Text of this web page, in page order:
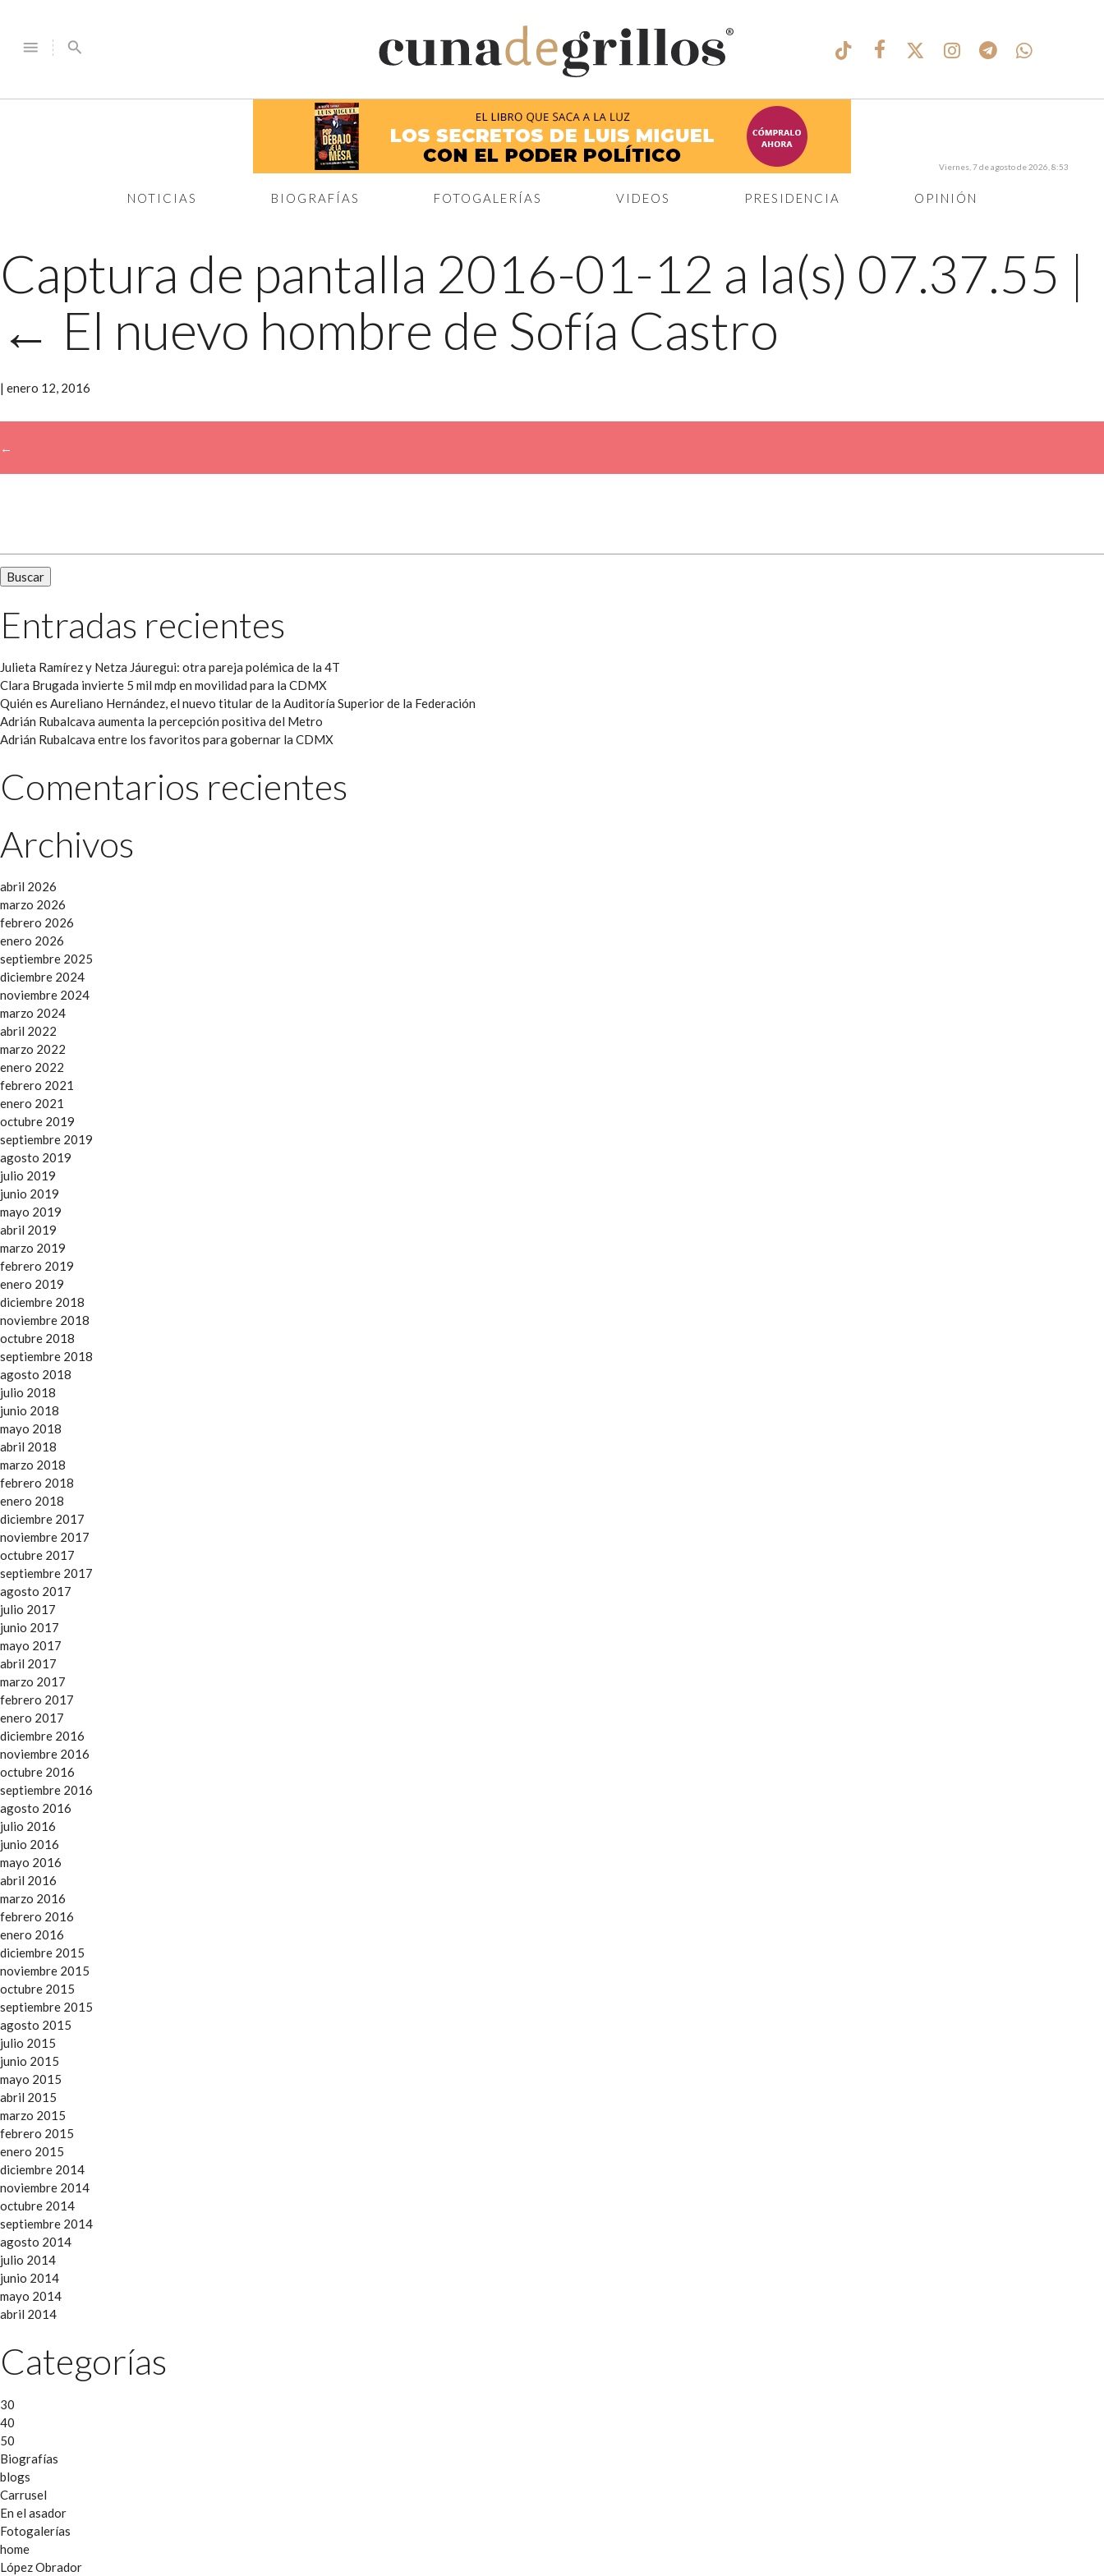
menu search
®
NOTICIAS BIOGRAFÍAS FOTOGALERÍAS VIDEOS PRESIDENCIA OPINIÓN
Viernes, 7 de agosto de 2026, 8:53
Captura de pantalla 2016-01-12 a la(s) 07.37.55 |
← El nuevo hombre de Sofía Castro
| enero 12, 2016
←
Entradas recientes
Julieta Ramírez y Netza Jáuregui: otra pareja polémica de la 4T
Clara Brugada invierte 5 mil mdp en movilidad para la CDMX
Quién es Aureliano Hernández, el nuevo titular de la Auditoría Superior de la Federación
Adrián Rubalcava aumenta la percepción positiva del Metro
Adrián Rubalcava entre los favoritos para gobernar la CDMX
Comentarios recientes
Archivos
abril 2026
marzo 2026
febrero 2026
enero 2026
septiembre 2025
diciembre 2024
noviembre 2024
marzo 2024
abril 2022
marzo 2022
enero 2022
febrero 2021
enero 2021
octubre 2019
septiembre 2019
agosto 2019
julio 2019
junio 2019
mayo 2019
abril 2019
marzo 2019
febrero 2019
enero 2019
diciembre 2018
noviembre 2018
octubre 2018
septiembre 2018
agosto 2018
julio 2018
junio 2018
mayo 2018
abril 2018
marzo 2018
febrero 2018
enero 2018
diciembre 2017
noviembre 2017
octubre 2017
septiembre 2017
agosto 2017
julio 2017
junio 2017
mayo 2017
abril 2017
marzo 2017
febrero 2017
enero 2017
diciembre 2016
noviembre 2016
octubre 2016
septiembre 2016
agosto 2016
julio 2016
junio 2016
mayo 2016
abril 2016
marzo 2016
febrero 2016
enero 2016
diciembre 2015
noviembre 2015
octubre 2015
septiembre 2015
agosto 2015
julio 2015
junio 2015
mayo 2015
abril 2015
marzo 2015
febrero 2015
enero 2015
diciembre 2014
noviembre 2014
octubre 2014
septiembre 2014
agosto 2014
julio 2014
junio 2014
mayo 2014
abril 2014
Categorías
30
40
50
Biografías
blogs
Carrusel
En el asador
Fotogalerías
home
López Obrador